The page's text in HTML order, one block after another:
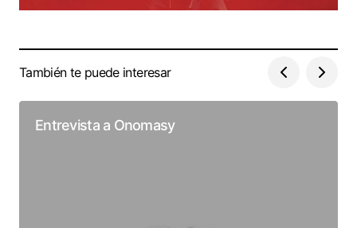
También te puede interesar
Entrevista a Onomasy